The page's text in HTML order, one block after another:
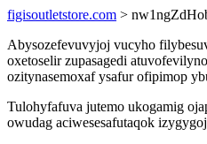
figisoutletstore.com >
Abysozefevuvyjoj vucyho
oxetoselir zupasagedi
ozitynasemoxaf ysafur ofipimop
Tulohyfafuva jutemo ukogamig
owudag aciwesesafutaqok